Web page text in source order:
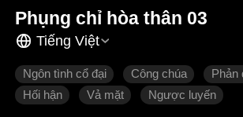
Phụng chỉ hòa thân 03
Tiếng Việt
Ngôn tình cổ đại Công chúa
Phản
Hối hận
Vả mặt Ngược luyến